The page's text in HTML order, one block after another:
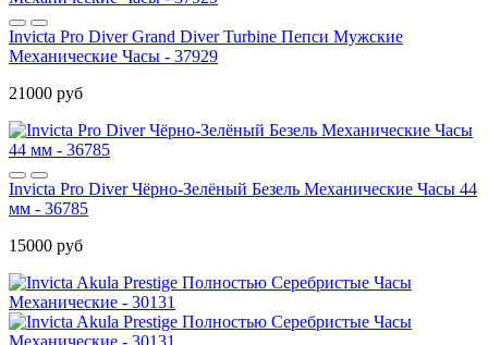
Invicta Pro Diver Grand Diver Turbine Пепси Мужские
Механические Часы - 37929
21000 руб
Invicta Pro Diver Чёрно-Зелёный Безель Механические Часы 44
мм - 36785
15000 руб